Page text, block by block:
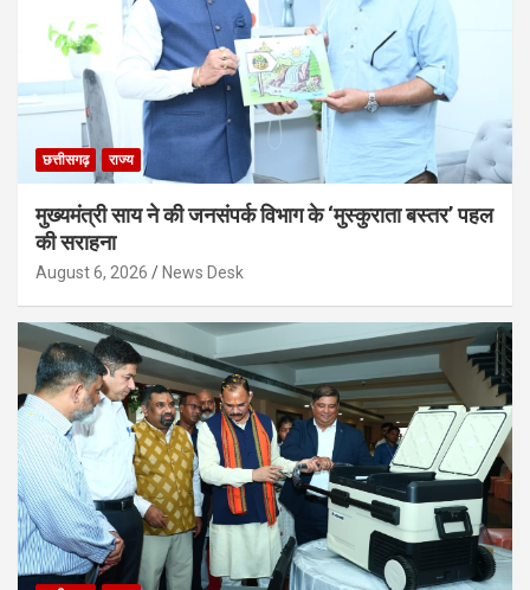
छत्तीसगढ़ राज्य
मुख्यमंत्री साय ने की जनसंपर्क विभाग के ‘मुस्कुराता बस्तर’ पहल
की सराहना
August 6, 2026 News Desk